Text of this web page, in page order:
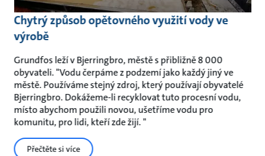
Chytrý způsob opětovného využití vody ve
výrobě
Grundfos leží v Bjerringbro, městě s přibližně 8 000
obyvateli. "Vodu čerpáme z podzemí jako každý jiný ve
městě. Používáme stejný zdroj, který používají obyvatelé
Bjerringbro. Dokážeme-li recyklovat tuto procesní vodu,
místo abychom použili novou, ušetříme vodu pro
komunitu, pro lidi, kteří zde žijí. "
Přečtěte si více